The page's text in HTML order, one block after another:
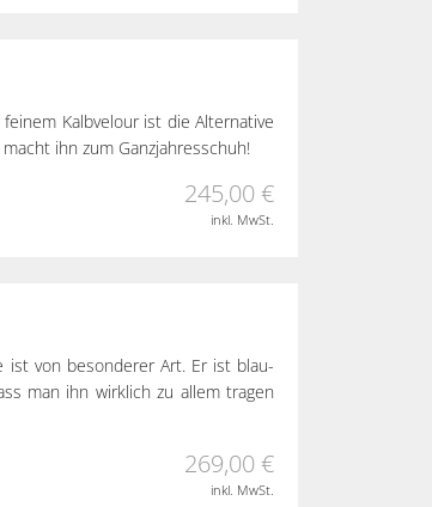
Kalbvelour ist die Alternative
ihn zum Ganzjahresschuh!
245,00 €
inkl. MwSt.
ist von besonderer Art. Er ist blau-
man ihn wirklich zu allem tragen
269,00 €
inkl. MwSt.